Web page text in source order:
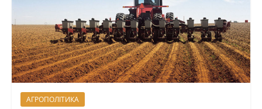
АГРОПОЛІТИКА